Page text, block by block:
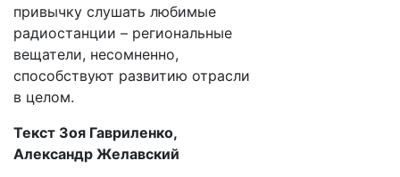
привычку слушать любимые
радиостанции – региональные
вещатели, несомненно,
способствуют развитию отрасли
в целом.
Текст Зоя Гавриленко,
Александр Желавский